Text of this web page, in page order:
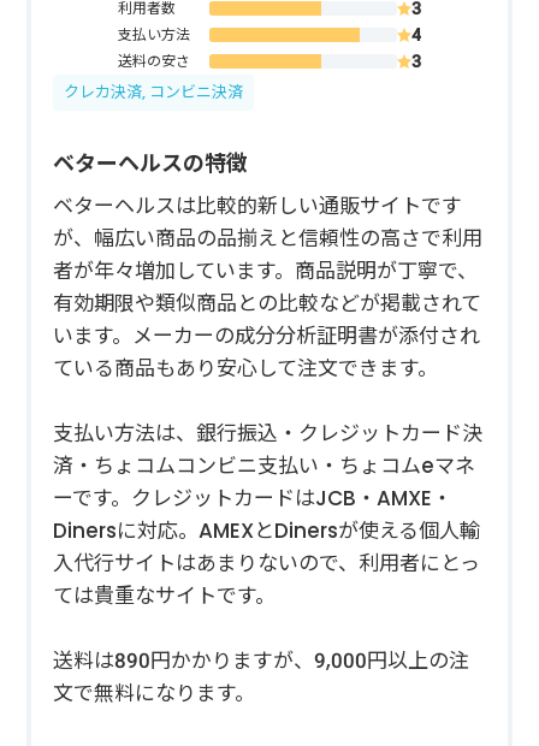
利用者数
支払い方法
送料の安さ
クレカ決済, コンビニ決済
ベターヘルスの特徴
ベターヘルスは比較的新しい通販サイトです
が、幅広い商品の品揃えと信頼性の高さで利用
者が年々増加しています。商品説明が丁寧で、
有効期限や類似商品との比較などが掲載されて
います。メーカーの成分分析証明書が添付され
ている商品もあり安心して注文できます。
支払い方法は、銀行振込・クレジットカード決
済・ちょコムコンビニ支払い・ちょコムeマネ
ーです。クレジットカードはJCB・AMXE・
Dinersに対応。AMEXとDinersが使える個人輸
入代行サイトはあまりないので、利用者にとっ
ては貴重なサイトです。
送料は890円かかりますが、9,000円以上の注
文で無料になります。